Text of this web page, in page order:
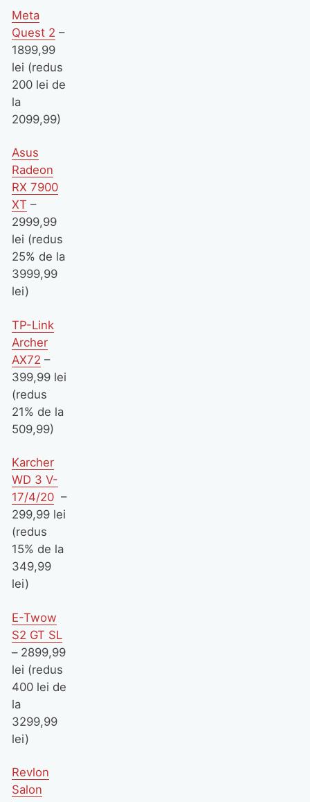
Meta
Quest 2 –
1899,99
lei (redus
200 lei de
la
2099,99)
Asus
Radeon
RX 7900
XT –
2999,99
lei (redus
25% de la
3999,99
lei)
TP-Link
Archer
AX72 –
399,99 lei
(redus
21% de la
509,99)
Karcher
WD 3 V-
17/4/20–
299,99 lei
(redus
15% de la
349,99
lei)
E-Twow
S2 GT SL
– 2899,99
lei (redus
400 lei de
la
3299,99
lei)
Revlon
Salon